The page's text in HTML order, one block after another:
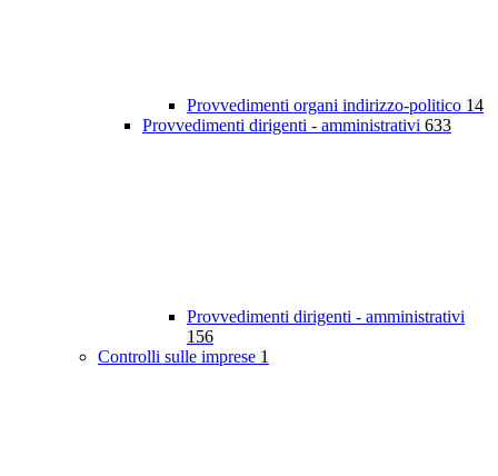
Provvedimenti organi indirizzo-politico 14
Provvedimenti dirigenti - amministrativi 633
Provvedimenti dirigenti - amministrativi
156
Controlli sulle imprese 1